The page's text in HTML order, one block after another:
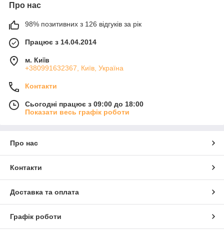
Про нас
98% позитивних з 126 відгуків за рік
Працює з 14.04.2014
м. Київ
+380991632367, Київ, Україна
Контакти
Сьогодні працює з 09:00 до 18:00
Показати весь графік роботи
Про нас
Контакти
Доставка та оплата
Графік роботи